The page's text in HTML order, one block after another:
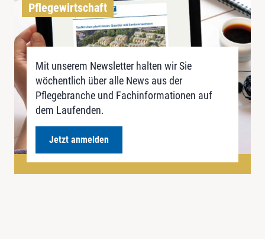
Pflegewirtschaft
Mit unserem Newsletter halten wir Sie
wöchentlich über alle News aus der
Pflegebranche und Fachinformationen auf
dem Laufenden.
Jetzt anmelden